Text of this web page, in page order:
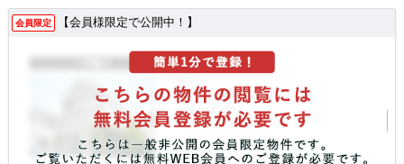
会員限定 【会員様限定で公開中！】